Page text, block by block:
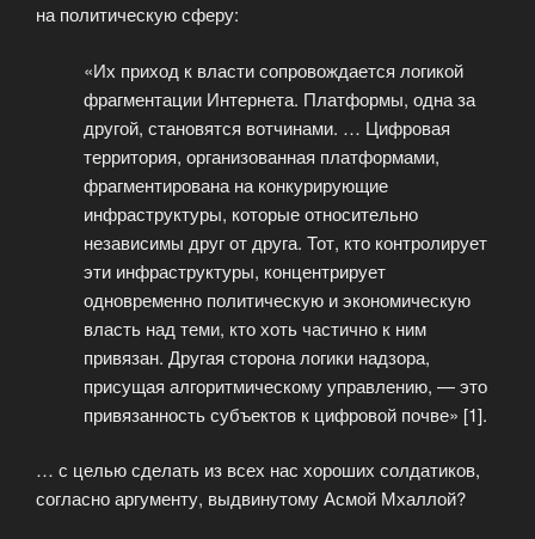
на политическую сферу:
«Их приход к власти сопровождается логикой
фрагментации Интернета. Платформы, одна за
другой, становятся вотчинами. … Цифровая
территория, организованная платформами,
фрагментирована на конкурирующие
инфраструктуры, которые относительно
независимы друг от друга. Тот, кто контролирует
эти инфраструктуры, концентрирует
одновременно политическую и экономическую
власть над теми, кто хоть частично к ним
привязан. Другая сторона логики надзора,
присущая алгоритмическому управлению, — это
привязанность субъектов к цифровой почве» [1].
… с целью сделать из всех нас хороших солдатиков,
согласно аргументу, выдвинутому Асмой Мхаллой?